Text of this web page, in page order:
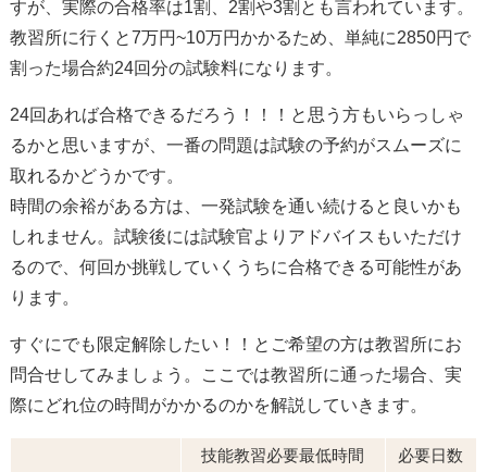
すが、実際の合格率は1割、2割や3割とも言われています。
教習所に行くと7万円~10万円かかるため、単純に2850円で
割った場合約24回分の試験料になります。
24回あれば合格できるだろう！！！と思う方もいらっしゃ
るかと思いますが、一番の問題は試験の予約がスムーズに
取れるかどうかです。
時間の余裕がある方は、一発試験を通い続けると良いかも
しれません。試験後には試験官よりアドバイスもいただけ
るので、何回か挑戦していくうちに合格できる可能性があ
ります。
すぐにでも限定解除したい！！とご希望の方は教習所にお
問合せしてみましょう。ここでは教習所に通った場合、実
際にどれ位の時間がかかるのかを解説していきます。
技能教習必要最低時間
必要日数